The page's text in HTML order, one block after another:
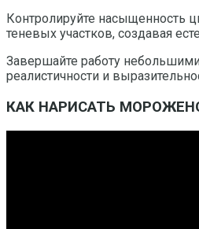
Контролируйте насыщенность
теневых участков, создавая
Завершайте работу
реалистичности и
КАК НАРИСАТЬ